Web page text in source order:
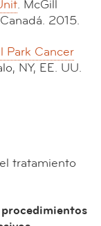
. McGill
2015.
Park Cancer
NY, EE. UU.
tratamiento